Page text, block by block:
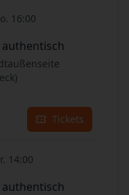
16:00
Tickets
14:00